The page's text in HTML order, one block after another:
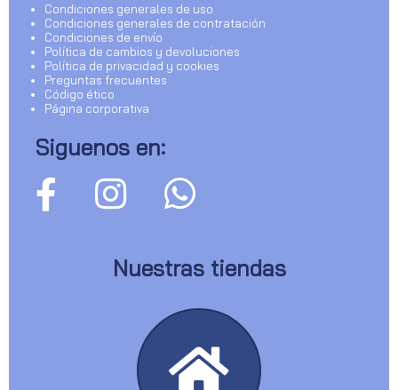
Condiciones generales de uso
Condiciones generales de contratación
Condiciones de envío
Política de cambios y devoluciones
Política de privacidad y cookies
Preguntas frecuentes
Código ético
Página corporativa
Siguenos en:
Nuestras tiendas